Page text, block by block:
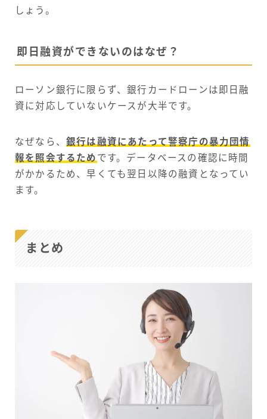
しょう。
即日融資ができないのはなぜ？
ローソン銀行に限らず、銀行カードローンは即日融
資に対応していないケースが大半です。
なぜなら、 銀行は融資にあたって警察庁の暴力団情
報を照会するため です。データベースの確認に時間
がかかるため、早くても翌日以降の融資となってい
ます。
まとめ